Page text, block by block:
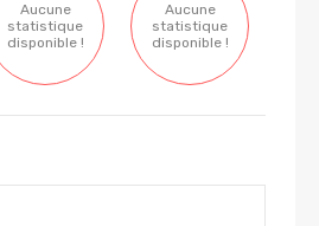
Aucune
statistique
disponible !
Aucune
statistique
disponible !